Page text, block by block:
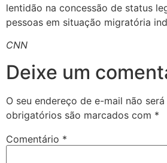
lentidão na concessão de status
pessoas em situação migratória
CNN
Deixe um
O seu endereço de e-mail não
obrigatórios são marcados com *
Comentário *